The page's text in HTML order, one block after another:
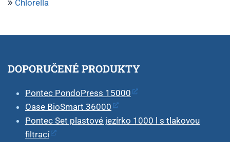
Chlorella
DOPORUČENÉ PRODUKTY
Pontec PondoPress 15000
Oase BioSmart 36000
Pontec Set plastové jezírko 1000 l s tlakovou
filtrací